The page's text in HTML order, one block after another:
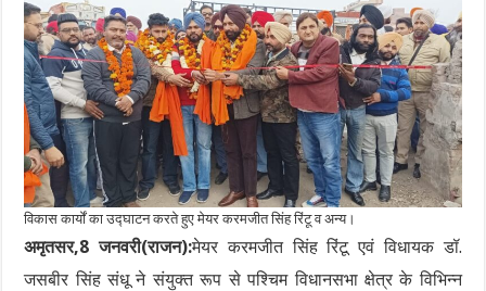
विकास कार्यों का उद्घाटन करते हुए मेयर करमजीत सिंह रिंटू व अन्य।
अमृतसर,8 जनवरी(राजन):मेयर करमजीत सिंह रिंटू एवं विधायक डॉ.
जसबीर सिंह संधू ने संयुक्त रूप से पश्चिम विधानसभा क्षेत्र के विभिन्न